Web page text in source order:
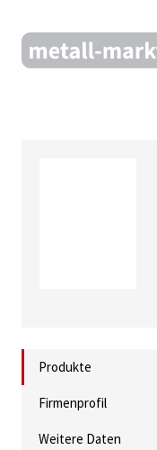
Produkte
Firmenprofil
Weitere Daten